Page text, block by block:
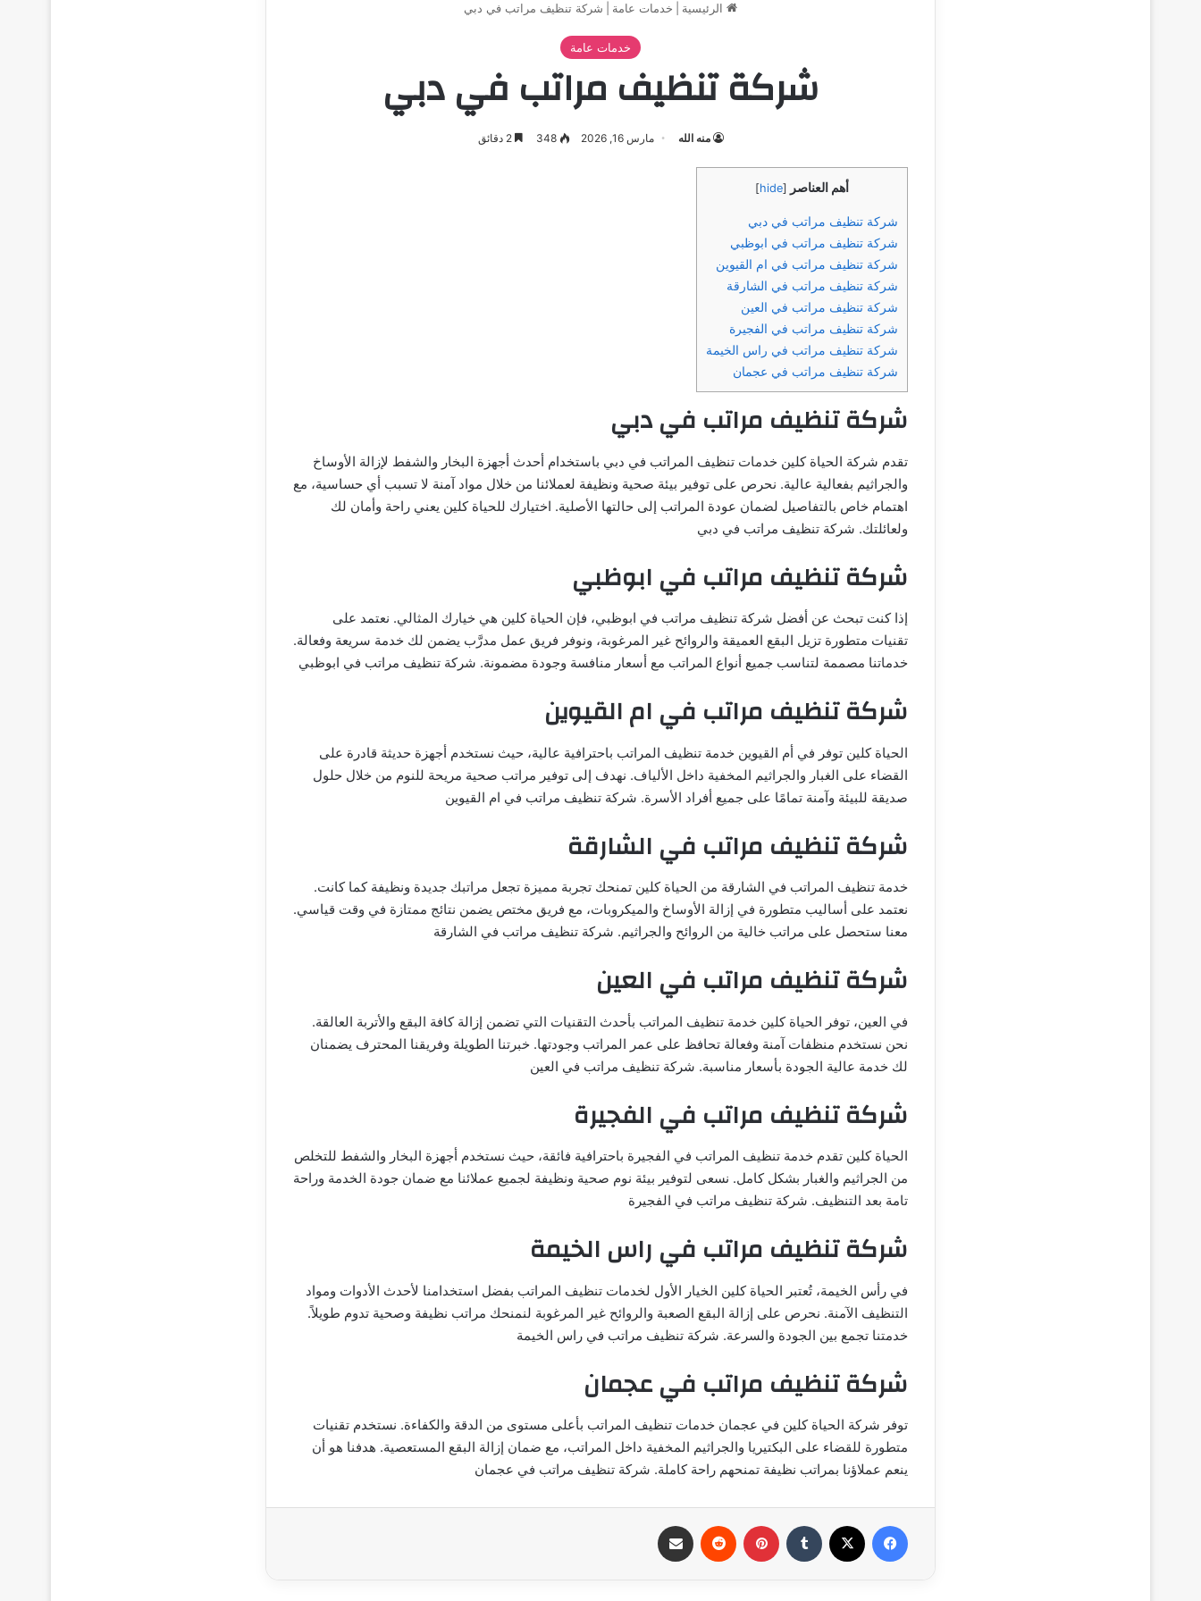
الرئيسية خدمات عامة شركة تنظيف مراتب في دبي
خدمات عامة
شركة تنظيف مراتب في دبي
منه الله مارس 16, 2026 348 2 دقائق
أهم العناصر [
hide
]
شركة تنظيف مراتب في دبي
شركة تنظيف مراتب في ابوظبي
شركة تنظيف مراتب في ام القيوين
شركة تنظيف مراتب في الشارقة
شركة تنظيف مراتب في العين
شركة تنظيف مراتب في الفجيرة
شركة تنظيف مراتب في راس الخيمة
شركة تنظيف مراتب في عجمان
شركة تنظيف مراتب في دبي
تقدم شركة الحياة كلين خدمات تنظيف المراتب في دبي باستخدام أحدث أجهزة البخار والشفط لإزالة الأوساخ
والجراثيم بفعالية عالية. نحرص على توفير بيئة صحية ونظيفة لعملائنا من خلال مواد آمنة لا تسبب أي حساسية، مع
اهتمام خاص بالتفاصيل لضمان عودة المراتب إلى حالتها الأصلية. اختيارك للحياة كلين يعني راحة وأمان لك
ولعائلتك. شركة تنظيف مراتب في دبي
شركة تنظيف مراتب في ابوظبي
إذا كنت تبحث عن أفضل شركة تنظيف مراتب في ابوظبي، فإن الحياة كلين هي خيارك المثالي. نعتمد على
تقنيات متطورة تزيل البقع العميقة والروائح غير المرغوبة، ونوفر فريق عمل مدرَّب يضمن لك خدمة سريعة وفعالة.
خدماتنا مصممة لتناسب جميع أنواع المراتب مع أسعار منافسة وجودة مضمونة. شركة تنظيف مراتب في ابوظبي
شركة تنظيف مراتب في ام القيوين
الحياة كلين توفر في أم القيوين خدمة تنظيف المراتب باحترافية عالية، حيث نستخدم أجهزة حديثة قادرة على
القضاء على الغبار والجراثيم المخفية داخل الألياف. نهدف إلى توفير مراتب صحية مريحة للنوم من خلال حلول
صديقة للبيئة وآمنة تمامًا على جميع أفراد الأسرة. شركة تنظيف مراتب في ام القيوين
شركة تنظيف مراتب في الشارقة
خدمة تنظيف المراتب في الشارقة من الحياة كلين تمنحك تجربة مميزة تجعل مراتبك جديدة ونظيفة كما كانت.
نعتمد على أساليب متطورة في إزالة الأوساخ والميكروبات، مع فريق مختص يضمن نتائج ممتازة في وقت قياسي.
معنا ستحصل على مراتب خالية من الروائح والجراثيم. شركة تنظيف مراتب في الشارقة
شركة تنظيف مراتب في العين
في العين، توفر الحياة كلين خدمة تنظيف المراتب بأحدث التقنيات التي تضمن إزالة كافة البقع والأتربة العالقة.
نحن نستخدم منظفات آمنة وفعالة تحافظ على عمر المراتب وجودتها. خبرتنا الطويلة وفريقنا المحترف يضمنان
لك خدمة عالية الجودة بأسعار مناسبة. شركة تنظيف مراتب في العين
شركة تنظيف مراتب في الفجيرة
الحياة كلين تقدم خدمة تنظيف المراتب في الفجيرة باحترافية فائقة، حيث نستخدم أجهزة البخار والشفط للتخلص
من الجراثيم والغبار بشكل كامل. نسعى لتوفير بيئة نوم صحية ونظيفة لجميع عملائنا مع ضمان جودة الخدمة وراحة
تامة بعد التنظيف. شركة تنظيف مراتب في الفجيرة
شركة تنظيف مراتب في راس الخيمة
في رأس الخيمة، تُعتبر الحياة كلين الخيار الأول لخدمات تنظيف المراتب بفضل استخدامنا لأحدث الأدوات ومواد
التنظيف الآمنة. نحرص على إزالة البقع الصعبة والروائح غير المرغوبة لنمنحك مراتب نظيفة وصحية تدوم طويلاً.
خدمتنا تجمع بين الجودة والسرعة. شركة تنظيف مراتب في راس الخيمة
شركة تنظيف مراتب في عجمان
توفر شركة الحياة كلين في عجمان خدمات تنظيف المراتب بأعلى مستوى من الدقة والكفاءة. نستخدم تقنيات
متطورة للقضاء على البكتيريا والجراثيم المخفية داخل المراتب، مع ضمان إزالة البقع المستعصية. هدفنا هو أن
ينعم عملاؤنا بمراتب نظيفة تمنحهم راحة كاملة. شركة تنظيف مراتب في عجمان
فيسبوك بينتيريست